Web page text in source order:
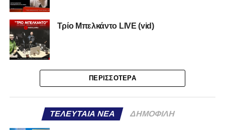
Τρίο Μπελκάντο LIVE (vid)
ΠΕΡΙΣΣΌΤΕΡΑ
ΤΕΛΕΥΤΑΊΑ ΝΈΑ ΔΗΜΟΦΙΛΉ